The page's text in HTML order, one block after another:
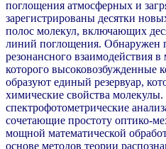
поглощения атмосферных и
зарегистрированы десятки
полос молекул, включающих
линий поглощения. Обнаружен
резонансного взаимодействия в
которого высоковозбужденные
образуют единый резервуар,
химические свойства
спектрофотометрические
сочетающие простоту оптико-
мощной математической
основе методов теории